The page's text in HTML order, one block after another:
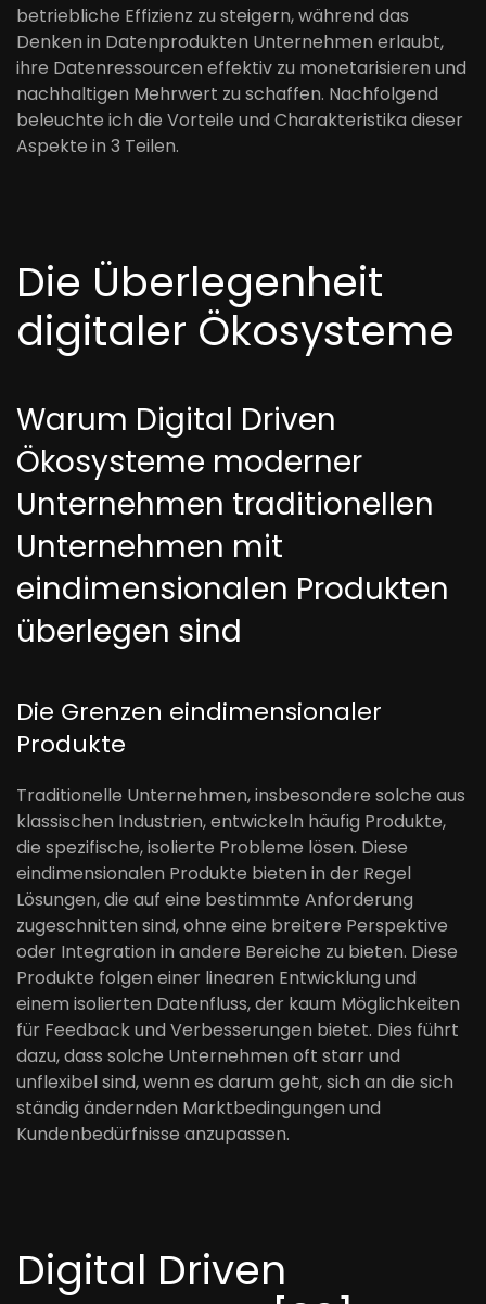
betriebliche Effizienz zu steigern, während das
Denken in Datenprodukten Unternehmen erlaubt,
ihre Datenressourcen effektiv zu monetarisieren und
nachhaltigen Mehrwert zu schaffen. Nachfolgend
beleuchte ich die Vorteile und Charakteristika dieser
Aspekte in 3 Teilen.
Die Überlegenheit
digitaler Ökosysteme
Warum Digital Driven
Ökosysteme moderner
Unternehmen traditionellen
Unternehmen mit
eindimensionalen Produkten
überlegen sind
Die Grenzen eindimensionaler
Produkte
Traditionelle Unternehmen, insbesondere solche aus
klassischen Industrien, entwickeln häufig Produkte,
die spezifische, isolierte Probleme lösen. Diese
eindimensionalen Produkte bieten in der Regel
Lösungen, die auf eine bestimmte Anforderung
zugeschnitten sind, ohne eine breitere Perspektive
oder Integration in andere Bereiche zu bieten. Diese
Produkte folgen einer linearen Entwicklung und
einem isolierten Datenfluss, der kaum Möglichkeiten
für Feedback und Verbesserungen bietet. Dies führt
dazu, dass solche Unternehmen oft starr und
unflexibel sind, wenn es darum geht, sich an die sich
ständig ändernden Marktbedingungen und
Kundenbedürfnisse anzupassen.
Digital Driven